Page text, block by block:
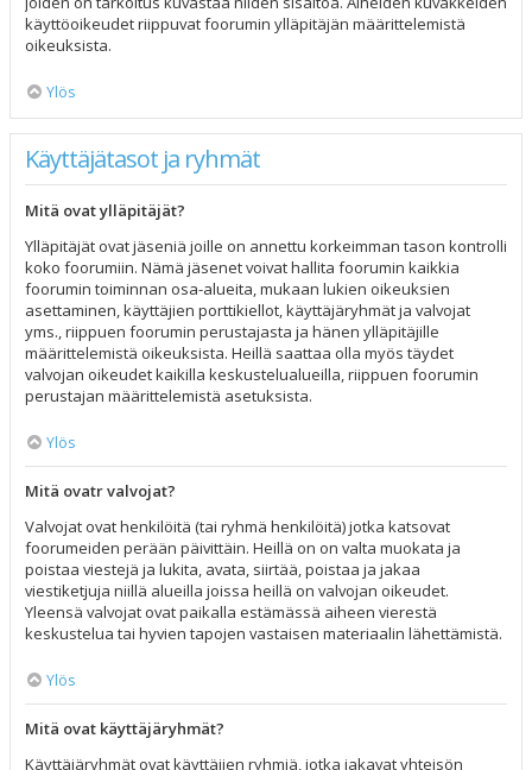
käyttöoikeudet riippuvat foorumin ylläpitäjän määrittelemistä
oikeuksista.
Ylös
Käyttäjätasot ja ryhmät
Mitä ovat ylläpitäjät?
Ylläpitäjät ovat jäseniä joille on annettu korkeimman tason kontrolli
koko foorumiin. Nämä jäsenet voivat hallita foorumin kaikkia
foorumin toiminnan osa-alueita, mukaan lukien oikeuksien
asettaminen, käyttäjien porttikiellot, käyttäjäryhmät ja valvojat
yms., riippuen foorumin perustajasta ja hänen ylläpitäjille
määrittelemistä oikeuksista. Heillä saattaa olla myös täydet
valvojan oikeudet kaikilla keskustelualueilla, riippuen foorumin
perustajan määrittelemistä asetuksista.
Ylös
Mitä ovatr valvojat?
Valvojat ovat henkilöitä (tai ryhmä henkilöitä) jotka katsovat
foorumeiden perään päivittäin. Heillä on on valta muokata ja
poistaa viestejä ja lukita, avata, siirtää, poistaa ja jakaa
viestiketjuja niillä alueilla joissa heillä on valvojan oikeudet.
Yleensä valvojat ovat paikalla estämässä aiheen vierestä
keskustelua tai hyvien tapojen vastaisen materiaalin lähettämistä.
Ylös
Mitä ovat käyttäjäryhmät?
Käyttäjäryhmät ovat käyttäjien ryhmiä, jotka jakavat yhteisön